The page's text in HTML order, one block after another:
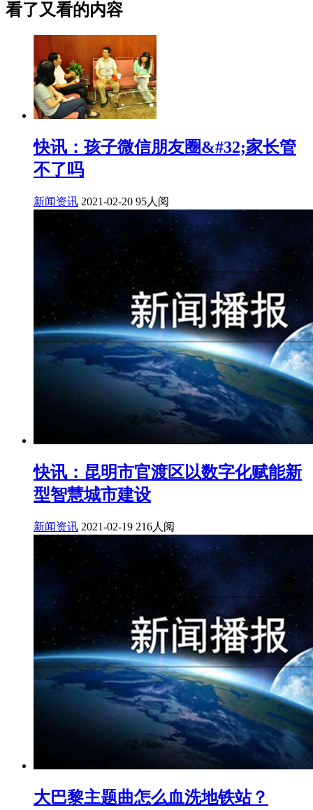
看了又看的内容
快讯：孩子微信朋友圈&#32;家长管
不了吗
新闻资讯 2021-02-20 95人阅
快讯：昆明市官渡区以数字化赋能新
型智慧城市建设
新闻资讯 2021-02-19 216人阅
大巴黎主题曲怎么血洗地铁站？